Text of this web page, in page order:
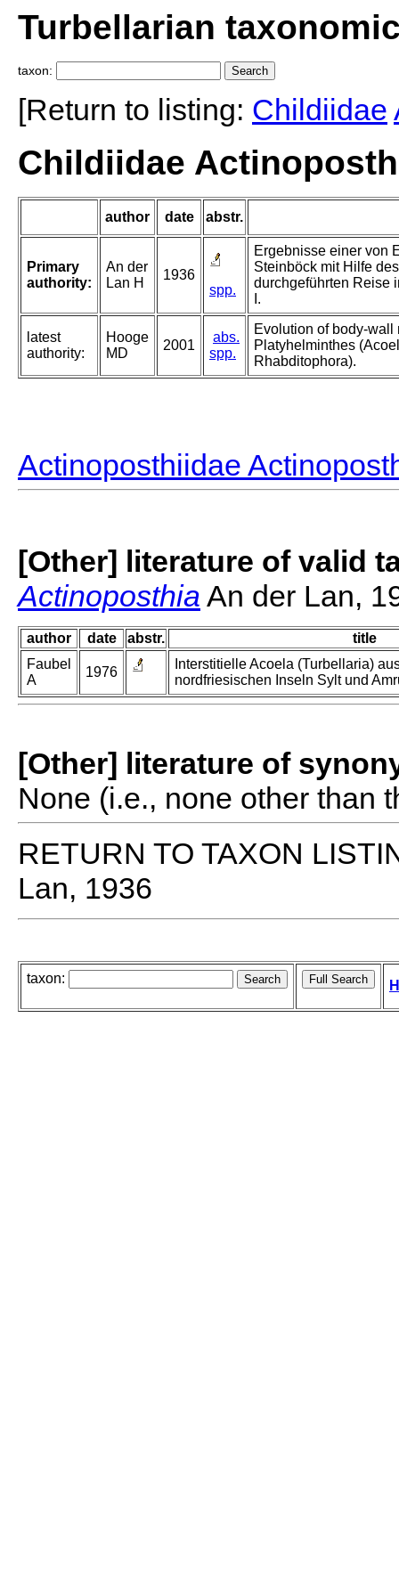
Turbellarian
taxon:
[Return to listing: Childiidae
Childiidae
author date abstr.
Primary
authority:
An der
Lan H
1936
spp.
Ergebnisse einer von
Steinböck mit Hilfe
durchgeführten Reise
I.
latest
authority:
Hooge
MD
2001
abs.
spp.
Evolution of body-wall
Platyhelminthes
Rhabditophora).
Actinoposthiidae
[Other] literature of valid
Actinoposthia An der Lan,
author date abstr.
title
Faubel
A
1976
Interstitielle Acoela (Turbellaria)
nordfriesischen Inseln Sylt und
[Other] literature of
None (i.e., none other than
RETURN TO TAXON
Lan, 1936
taxon: